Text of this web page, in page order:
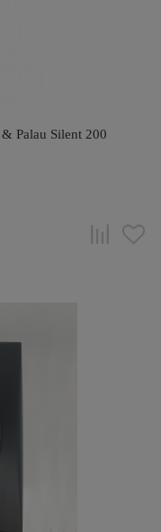
& Palau Silent 200